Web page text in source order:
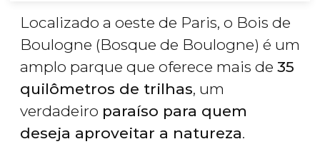
Localizado a oeste de Paris, o Bois de
Boulogne (Bosque de Boulogne) é um
amplo parque que oferece mais de 35
quilômetros de trilhas, um
verdadeiro paraíso para quem
deseja aproveitar a natureza.